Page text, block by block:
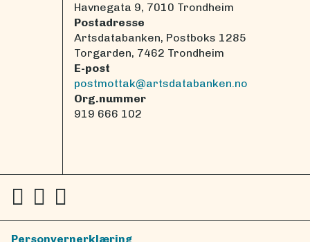
Havnegata 9, 7010 Trondheim
Postadresse
Artsdatabanken, Postboks 1285
Torgarden, 7462 Trondheim
E-post
postmottak@artsdatabanken.no
Org.nummer
919 666 102
Personvernerklæring